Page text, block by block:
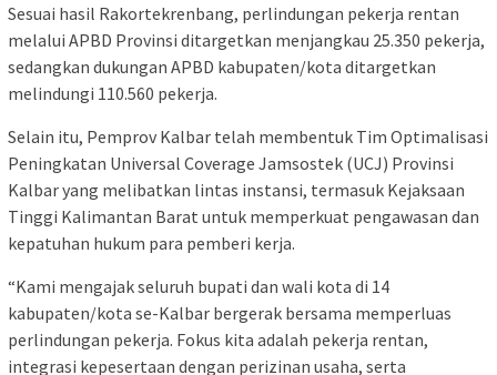
Sesuai hasil Rakortekrenbang, perlindungan pekerja rentan
melalui APBD Provinsi ditargetkan menjangkau 25.350 pekerja,
sedangkan dukungan APBD kabupaten/kota ditargetkan
melindungi 110.560 pekerja.
Selain itu, Pemprov Kalbar telah membentuk Tim Optimalisasi
Peningkatan Universal Coverage Jamsostek (UCJ) Provinsi
Kalbar yang melibatkan lintas instansi, termasuk Kejaksaan
Tinggi Kalimantan Barat untuk memperkuat pengawasan dan
kepatuhan hukum para pemberi kerja.
“Kami mengajak seluruh bupati dan wali kota di 14
kabupaten/kota se-Kalbar bergerak bersama memperluas
perlindungan pekerja. Fokus kita adalah pekerja rentan,
integrasi kepesertaan dengan perizinan usaha, serta